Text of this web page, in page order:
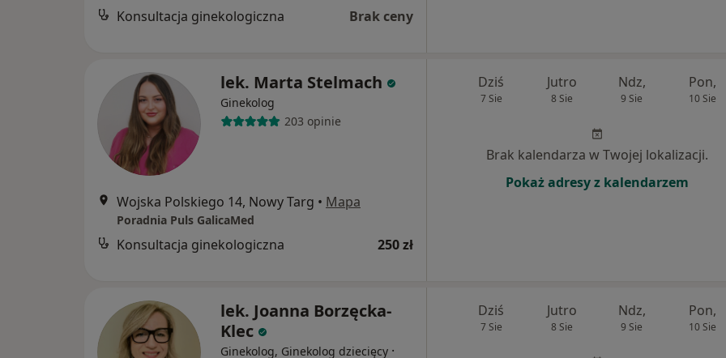
Konsultacja ginekologiczna Brak ceny
lek. Marta Stelmach
Ginekolog
203 opinie
Wojska Polskiego 14, Nowy Targ • Mapa
Poradnia Puls GalicaMed
Konsultacja ginekologiczna 250 zł
Dziś
7 Sie
Jutro
8 Sie
Ndz,
9 Sie
Pon,
10 Sie
Brak kalendarza w Twojej lokalizacji.
Pokaż adresy z kalendarzem
lek. Joanna Borzęcka-
Klec
Ginekolog, Ginekolog dziecięcy ·
Dziś
7 Sie
Jutro
8 Sie
Ndz,
9 Sie
Pon,
10 Sie